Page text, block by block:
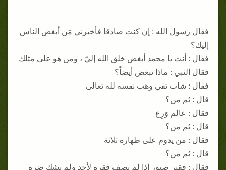
فقال رسول الله : إن كنت صادقا فأخبرني مَن أبغض الناس
إليك؟
فقال : أنت يا محمد أبغض خلق الله إليّ ، ومن هو على مثلك
فقال النبي : ماذا تبغض أيضاً؟
فقال : شاب تقي وهب نفسه لله تعالى
قال : ثم من؟
فقال : عالم وَرِع
قال : ثم من؟
فقال : من يدوم على طهارة ثلاثة
قال : ثم من؟
فقال : فقير صبور إذا لم يصف فقره لأحد ولم يشك ضره